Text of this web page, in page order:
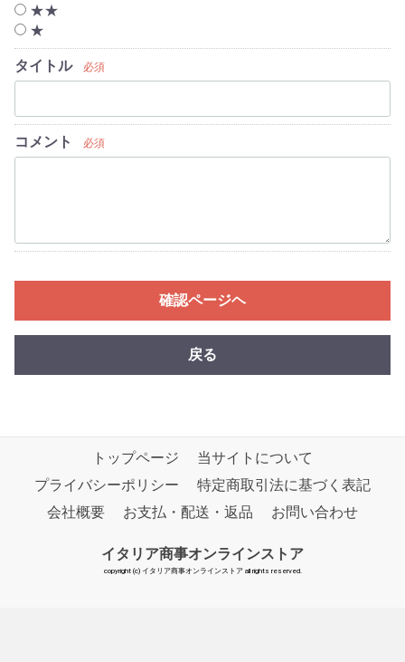
★★
★
タイトル 必須
コメント 必須
確認ページヘ
戻る
トップページ
当サイトについて
プライバシーポリシー
特定商取引法に基づく表記
会社概要
お支払・配送・返品 お問い合わせ
イタリア商事オンラインストア
copyright (c) イタリア商事オンラインストア all rights reserved.